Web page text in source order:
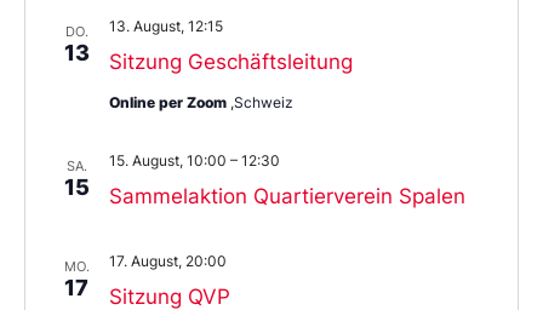
aus.
DO.
13 Sitzung Geschäftsleitung
13. August, 12:15
Online per Zoom ,Schweiz
SA.
15 Sammelaktion Quartierverein Spalen
15. August, 10:00 – 12:30
MO.
17 Sitzung QVP
17. August, 20:00